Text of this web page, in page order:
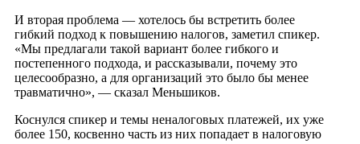
И вторая проблема — хотелось бы встретить более
гибкий подход к повышению налогов, заметил спикер.
«Мы предлагали такой вариант более гибкого и
постепенного подхода, и рассказывали, почему это
целесообразно, а для организаций это было бы менее
травматично», — сказал Меньшиков.
Коснулся спикер и темы неналоговых платежей, их уже
более 150, косвенно часть из них попадает в налоговую